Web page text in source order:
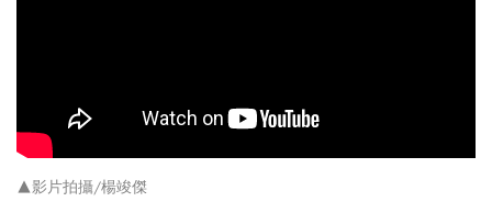
▲影片拍攝/楊竣傑